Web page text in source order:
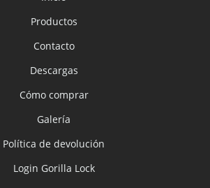
Productos
Contacto
Descargas
Cómo comprar
Galería
Política de devolución
Login Gorilla Lock